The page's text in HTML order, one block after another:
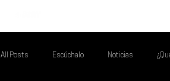
All Posts Escúchalo Noticias